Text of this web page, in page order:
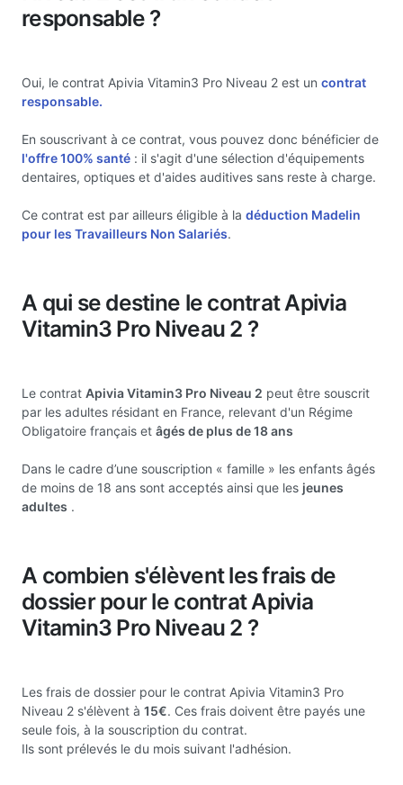
responsable ?
Oui, le contrat Apivia Vitamin3 Pro Niveau 2 est un contrat
responsable.
En souscrivant à ce contrat, vous pouvez donc bénéficier de
l'offre 100% santé : il s'agit d'une sélection d'équipements
dentaires, optiques et d'aides auditives sans reste à charge.
Ce contrat est par ailleurs éligible à la déduction Madelin
pour les Travailleurs Non Salariés.
A qui se destine le contrat Apivia
Vitamin3 Pro Niveau 2 ?
Le contrat Apivia Vitamin3 Pro Niveau 2 peut être souscrit
par les adultes résidant en France, relevant d'un Régime
Obligatoire français et âgés de plus de 18 ans
Dans le cadre d’une souscription « famille » les enfants âgés
de moins de 18 ans sont acceptés ainsi que les jeunes
adultes .
A combien s'élèvent les frais de
dossier pour le contrat Apivia
Vitamin3 Pro Niveau 2 ?
Les frais de dossier pour le contrat Apivia Vitamin3 Pro
Niveau 2 s'élèvent à 15€. Ces frais doivent être payés une
seule fois, à la souscription du contrat.
Ils sont prélevés le du mois suivant l'adhésion.